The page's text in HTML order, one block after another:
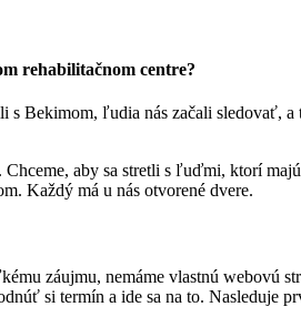
rehabilitačnom centre?
Bekimom, ľudia nás začali sledovať,
aby sa stretli s ľuďmi, ktorí
Každý má u nás otvorené dvere.
záujmu, nemáme vlastnú webovú
si termín a ide sa na to. Nasleduje